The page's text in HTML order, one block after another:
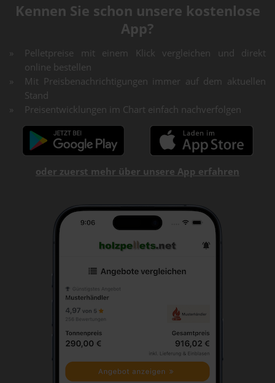
Kennen Sie schon unsere kostenlose
App?
Pelletpreise mit einem Klick vergleichen und direkt
online bestellen
Mit Preisbenachrichtigungen immer auf dem aktuellen
Stand
Preisentwicklungen im Chart einfach nachverfolgen
oder zuerst mehr über unsere App erfahren